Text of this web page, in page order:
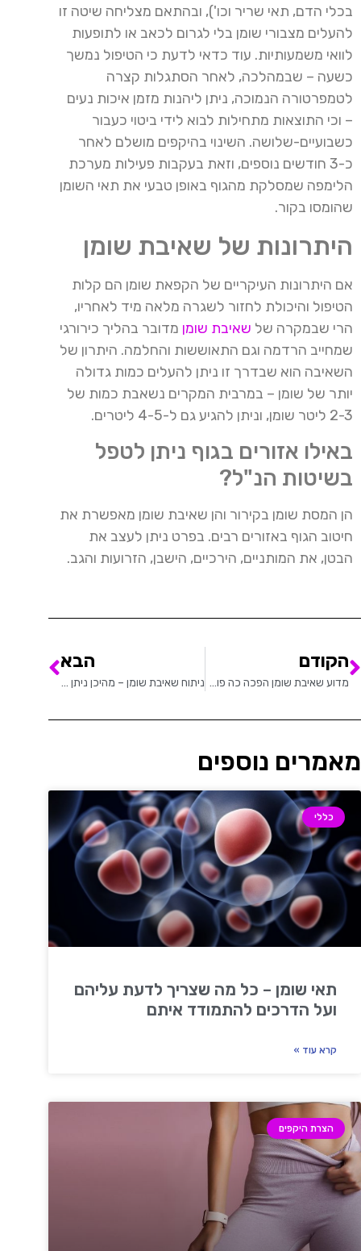
בכלי הדם, תאי שריר וכו'), ובהתאם מצליחה שיטה זו
להעלים מצבורי שומן בלי לגרום לכאב או לתופעות
לוואי משמעותיות. עוד כדאי לדעת כי הטיפול נמשך
כשעה – שבמהלכה, לאחר הסתגלות קצרה
לטמפרטורה הנמוכה, ניתן ליהנות מזמן איכות נעים
– וכי התוצאות מתחילות לבוא לידי ביטוי כעבור
כשבועיים-שלושה. השינוי בהיקפים מושלם לאחר
כ-3 חודשים נוספים, וזאת בעקבות פעילות מערכת
הלימפה שמסלקת מהגוף באופן טבעי את תאי השומן
שהומסו בקור.
היתרונות של שאיבת שומן
אם היתרונות העיקריים של הקפאת שומן הם קלות
הטיפול והיכולת לחזור לשגרה מלאה מיד לאחריו,
הרי שבמקרה של שאיבת שומן מדובר בהליך כירורגי
שמחייב הרדמה וגם התאוששות והחלמה. היתרון של
השאיבה הוא שבדרך זו ניתן להעלים כמות גדולה
יותר של שומן – במרבית המקרים נשאבת כמות של
2-3 ליטר שומן, וניתן להגיע גם ל-4-5 ליטרים.
באילו אזורים בגוף ניתן לטפל
בשיטות הנ"ל?
הן המסת שומן בקירור והן שאיבת שומן מאפשרת את
חיטוב הגוף באזורים רבים. בפרט ניתן לעצב את
הבטן, את המותניים, הירכיים, הישבן, הזרועות והגב.
הקודם
מדוע שאיבת שומן הפכה כה פופולרית?
הבא
ניתוח שאיבת שומן – מהיכן ניתן לשאוב שומן בגוף?
מאמרים נוספים
כללי
תאי שומן – כל מה שצריך לדעת עליהם
ועל הדרכים להתמודד איתם
קרא עוד »
הצרת היקפים